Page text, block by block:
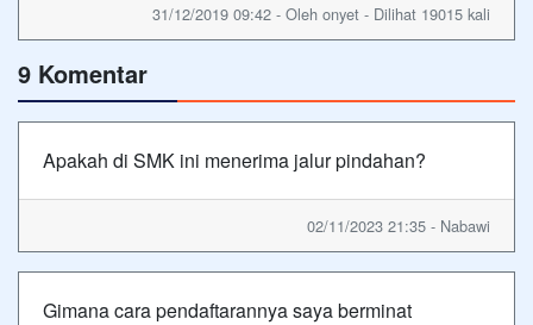
31/12/2019 09:42 - Oleh onyet - Dilihat 19015 kali
9 Komentar
Apakah di SMK ini menerima jalur pindahan?
02/11/2023 21:35 - Nabawi
Gimana cara pendaftarannya saya berminat